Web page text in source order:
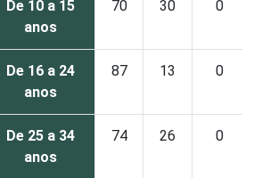
De 10 a 15
anos
70 30 0
De 16 a 24
anos
87 13 0
De 25 a 34
anos
74 26 0